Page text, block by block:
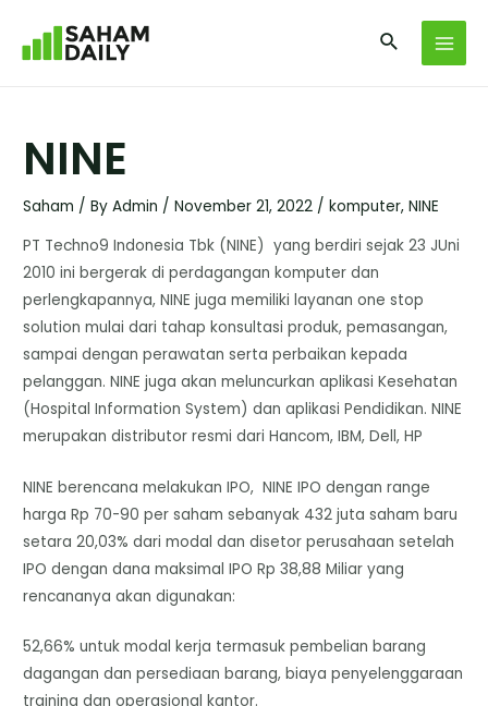
NINE
Saham / ByAdmin /November 21, 2022 /komputer,NINE
PT Techno9 Indonesia Tbk (NINE) yang berdiri sejak 23 JUni
2010 ini bergerak di perdagangan komputer dan
perlengkapannya, NINE juga memiliki layanan one stop
solution mulai dari tahap konsultasi produk, pemasangan,
sampai dengan perawatan serta perbaikan kepada
pelanggan. NINE juga akan meluncurkan aplikasi Kesehatan
(Hospital Information System) dan aplikasi Pendidikan. NINE
merupakan distributor resmi dari Hancom, IBM, Dell, HP
NINE berencana melakukan IPO, NINE IPO dengan range
harga Rp 70-90 per saham sebanyak 432 juta saham baru
setara 20,03% dari modal dan disetor perusahaan setelah
IPO dengan dana maksimal IPO Rp 38,88 Miliar yang
rencananya akan digunakan:
52,66% untuk modal kerja termasuk pembelian barang
dagangan dan persediaan barang, biaya penyelenggaraan
training dan operasional kantor.